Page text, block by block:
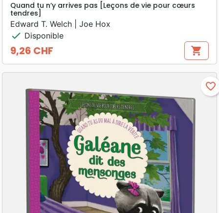
Quand tu n’y arrives pas [Leçons de vie pour cœurs
tendres]
Edward T. Welch | Joe Hox
check Disponible
Prix
9,26 CHF shopping_cart
favorite_border